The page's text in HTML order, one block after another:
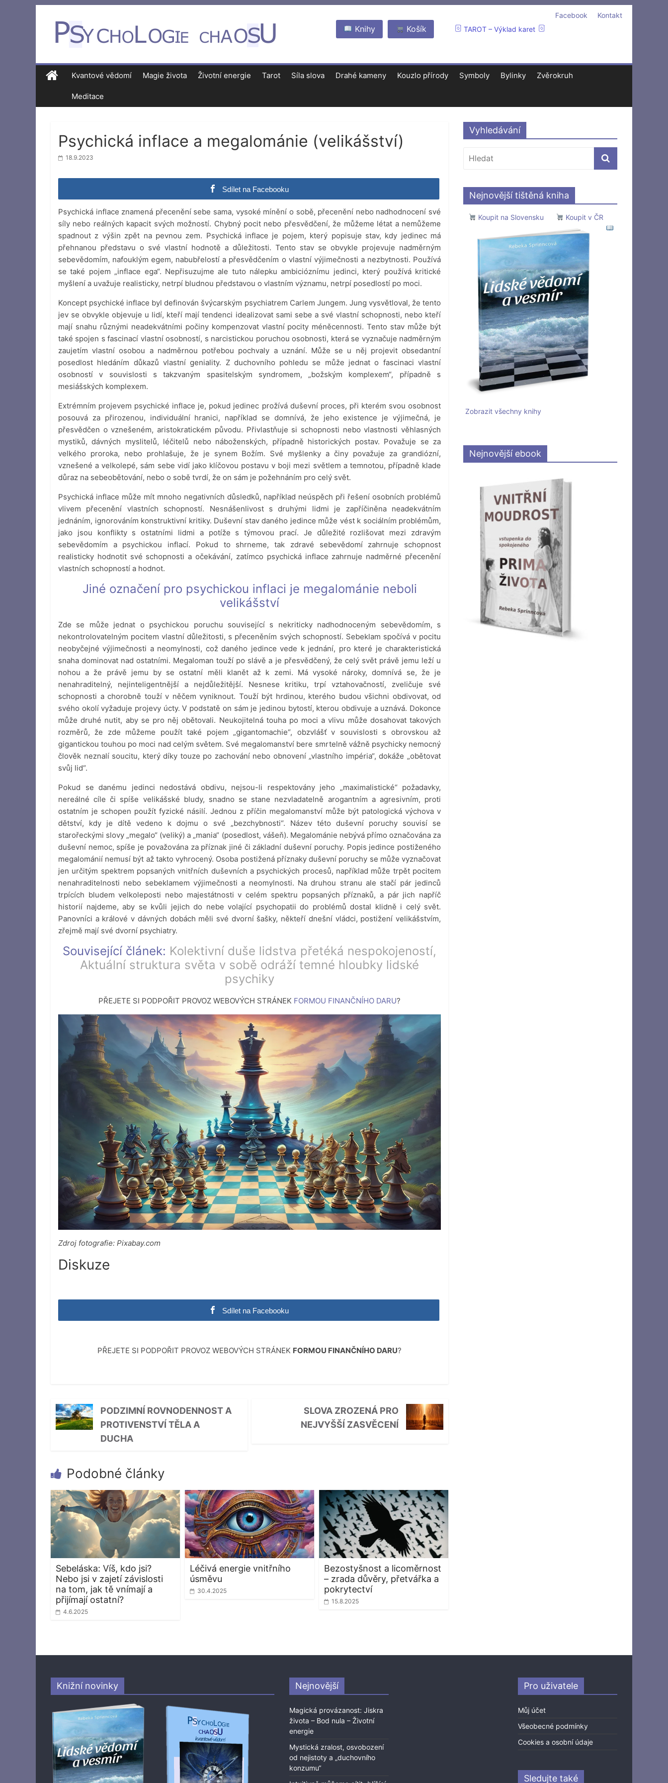
Kontakt
Facebook
TAROT – Výklad karet
Košík
Knihy
Kvantové vědomí Magie života Životní energie Tarot Síla slova Drahé kameny Kouzlo přírody Symboly Bylinky Zvěrokruh
Meditace
Psychická inflace a megalománie (velikášství)
18.9.2023
Sdílet na Facebooku
Psychická inflace znamená přecenění sebe sama, vysoké mínění o sobě, přecenění nebo nadhodnocení své
síly nebo reálných kapacit svých možností. Chybný pocit nebo přesvědčení, že můžeme létat a nemůžeme
spadnout z výšin zpět na pevnou zem. Psychická inflace je pojem, který popisuje stav, kdy jedinec má
přehnanou představu o své vlastní hodnotě a důležitosti. Tento stav se obvykle projevuje nadměrným
sebevědomím, nafouklým egem, nabubřelostí a přesvědčením o vlastní výjimečnosti a nezbytnosti. Používá
se také pojem „inflace ega“. Nepřisuzujme ale tuto nálepku ambicióznímu jedinci, který používá kritické
myšlení a uvažuje realisticky, netrpí bludnou představou o vlastním významu, netrpí posedlostí po moci.
Koncept psychické inflace byl definován švýcarským psychiatrem Carlem Jungem. Jung vysvětloval, že tento
jev se obvykle objevuje u lidí, kteří mají tendenci idealizovat sami sebe a své vlastní schopnosti, nebo kteří
mají snahu různými neadekvátními počiny kompenzovat vlastní pocity méněcennosti. Tento stav může být
také spojen s fascinací vlastní osobností, s narcistickou poruchou osobnosti, která se vyznačuje nadměrným
zaujetím vlastní osobou a nadměrnou potřebou pochvaly a uznání. Může se u něj projevit obsedantní
posedlost hledáním důkazů vlastní geniality. Z duchovního pohledu se může jednat o fascinaci vlastní
osobností v souvislosti s takzvaným spasitelským syndromem, „božským komplexem“, případně s
mesiášských komplexem.
Extrémním projevem psychické inflace je, pokud jedinec prožívá duševní proces, při kterém svou osobnost
posouvá za přirozenou, individuální hranici, například se domnívá, že jeho existence je výjimečná, je
přesvědčen o vznešeném, aristokratickém původu. Přivlastňuje si schopnosti nebo vlastnosti věhlasných
mystiků, dávných myslitelů, léčitelů nebo náboženských, případně historických postav. Považuje se za
velkého proroka, nebo prohlašuje, že je synem Božím. Své myšlenky a činy považuje za grandiózní,
vznešené a velkolepé, sám sebe vidí jako klíčovou postavu v boji mezi světlem a temnotou, případně klade
důraz na sebeobětování, nebo o sobě tvrdí, že on sám je požehnáním pro celý svět.
Psychická inflace může mít mnoho negativních důsledků, například neúspěch při řešení osobních problémů
vlivem přecenění vlastních schopností. Nesnášenlivost s druhými lidmi je zapříčiněna neadekvátním
jednáním, ignorováním konstruktivní kritiky. Duševní stav daného jedince může vést k sociálním problémům,
jako jsou konflikty s ostatními lidmi a potíže s týmovou prací. Je důležité rozlišovat mezi zdravým
sebevědomím a psychickou inflací. Pokud to shrneme, tak zdravé sebevědomí zahrnuje schopnost
realisticky hodnotit své schopnosti a očekávání, zatímco psychická inflace zahrnuje nadměrné přecenění
vlastních schopností a hodnot.
Jiné označení pro psychickou inflaci je megalománie neboli
velikášství
Zde se může jednat o psychickou poruchu související s nekriticky nadhodnoceným sebevědomím, s
nekontrolovatelným pocitem vlastní důležitosti, s přeceněním svých schopností. Sebeklam spočívá v pocitu
neobyčejné výjimečnosti a neomylnosti, což daného jedince vede k jednání, pro které je charakteristická
snaha dominovat nad ostatními. Megaloman touží po slávě a je přesvědčený, že celý svět právě jemu leží u
nohou a že právě jemu by se ostatní měli klanět až k zemi. Má vysoké nároky, domnívá se, že je
nenahraditelný, nejinteligentnější a nejdůležitější. Nesnese kritiku, trpí vztahovačností, zveličuje své
schopnosti a chorobně touží v něčem vyniknout. Touží být hrdinou, kterého budou všichni obdivovat, od
svého okolí vyžaduje projevy úcty. V podstatě on sám je jedinou bytostí, kterou obdivuje a uznává. Dokonce
může druhé nutit, aby se pro něj obětovali. Neukojitelná touha po moci a vlivu může dosahovat takových
rozměrů, že zde můžeme použít také pojem „gigantomachie“, obzvlášť v souvislosti s obrovskou až
gigantickou touhou po moci nad celým světem. Své megalomanství bere smrtelně vážně psychicky nemocný
člověk neznalí soucitu, který díky touze po zachování nebo obnovení „vlastního impéria“, dokáže „obětovat
svůj lid“.
Pokud se danému jedinci nedostává obdivu, nejsou-li respektovány jeho „maximalistické“ požadavky,
nereálné cíle či spíše velikášské bludy, snadno se stane nezvladatelně arogantním a agresivním, proti
ostatním je schopen použít fyzické násilí. Jednou z příčin megalomanství může být patologická výchova v
dětství, kdy je dítě vedeno k dojmu o své „bezchybnosti“. Název této duševní poruchy souvisí se
starořeckými slovy „megalo“ (veliký) a „mania“ (posedlost, vášeň). Megalománie nebývá přímo označována za
duševní nemoc, spíše je považována za příznak jiné či základní duševní poruchy. Popis jedince postiženého
megalománií nemusí být až takto vyhrocený. Osoba postižená příznaky duševní poruchy se může vyznačovat
jen určitým spektrem popsaných vnitřních duševních a psychických procesů, například může trpět pocitem
nenahraditelnosti nebo sebeklamem výjimečnosti a neomylnosti. Na druhou stranu ale stačí pár jedinců
trpících bludem velkoleposti nebo majestátnosti v celém spektru popsaných příznaků, a pár jich napříč
historií najdeme, aby se kvůli jejich do nebe volající psychopatii do problémů dostal klidně i celý svět.
Panovníci a králové v dávných dobách měli své dvorní šašky, někteří dnešní vládci, postižení velikášstvím,
zřejmě mají své dvorní psychiatry.
Související článek: Kolektivní duše lidstva přetéká nespokojeností,
Aktuální struktura světa v sobě odráží temné hloubky lidské
psychiky
PŘEJETE SI PODPOŘIT PROVOZ WEBOVÝCH STRÁNEK FORMOU FINANČNÍHO DARU?
Zdroj fotografie: Pixabay.com
Diskuze
Sdílet na Facebooku
PŘEJETE SI PODPOŘIT PROVOZ WEBOVÝCH STRÁNEK FORMOU FINANČNÍHO DARU?
PODZIMNÍ ROVNODENNOST A
PROTIVENSTVÍ TĚLA A
DUCHA
SLOVA ZROZENÁ PRO
NEJVYŠŠÍ ZASVĚCENÍ
Podobné články
Sebeláska: Víš, kdo jsi?
Nebo jsi v zajetí závislosti
na tom, jak tě vnímají a
přijímají ostatní?
4.6.2025
Léčivá energie vnitřního
úsměvu
30.4.2025
Bezostyšnost a licoměrnost
– zrada důvěry, přetvářka a
pokrytectví
15.8.2025
Vyhledávání
Nejnovější tištěná kniha
Koupit na Slovensku Koupit v ČR
Zobrazit všechny knihy
Nejnovější ebook
Knižní novinky Nejnovější
Magická provázanost: Jiskra
života – Bod nula – Životní
energie
Mystická zralost, osvobození
od nejistoty a „duchovního
konzumu“
Pro uživatele
Můj účet
Všeobecné podmínky
Cookies a osobní údaje
Sledujte také